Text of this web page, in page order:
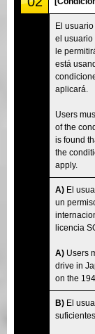
El
el usuario
le
está
aplicará.
Users
of the
is found
the
apply.
A) El
un
licencia
A) Users
drive in
on the
B) El